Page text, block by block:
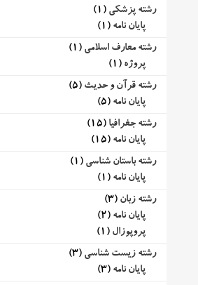
رشته پزشکی (1)
پایان نامه (1)
رشته معارف اسلامی (1)
پروژه (1)
رشته قرآن و حدیث (5)
پایان نامه (5)
رشته جغرافیا (15)
پایان نامه (15)
رشته باستان شناسی (1)
پایان نامه (1)
رشته زبان (3)
پایان نامه (2)
پروپوزال (1)
رشته زیست شناسی (3)
پایان نامه (3)